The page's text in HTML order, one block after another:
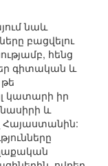
նաև
բացվելու
հենց
գիտական և
կատարի իր
և
Հայաստանին: